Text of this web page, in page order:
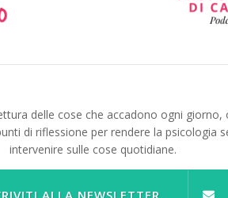
delle cose che accadono ogni
di riflessione per rendere la psicologia
intervenire sulle cose quotidiane.
ALLA NEWSLETTER